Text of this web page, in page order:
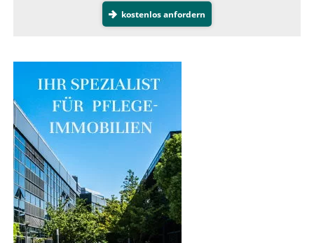
kostenlos anfordern